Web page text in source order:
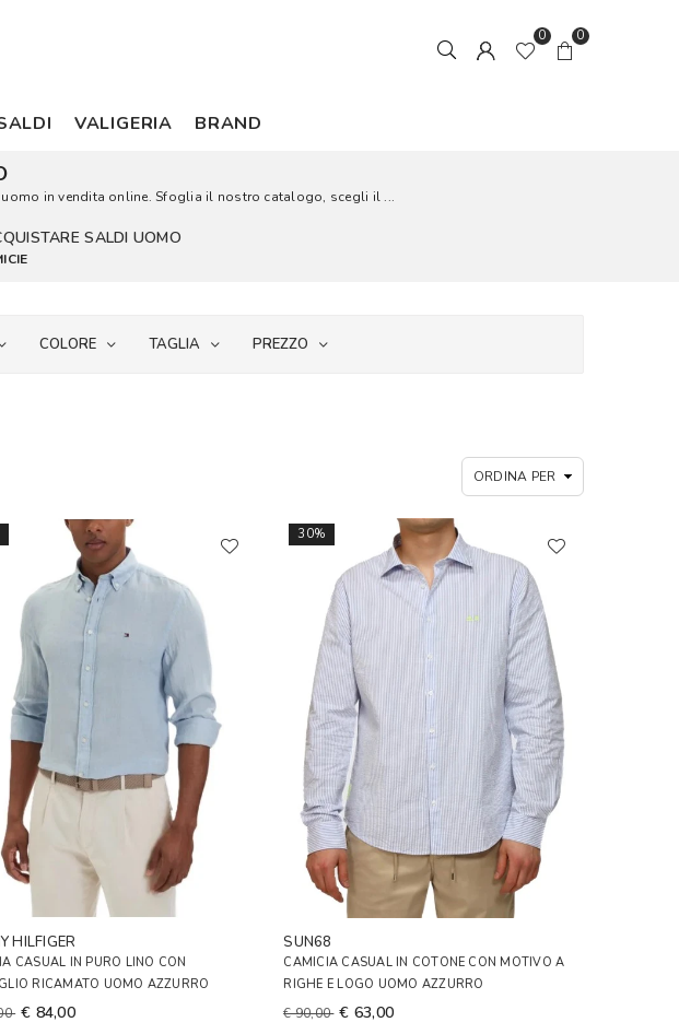
0 0
VALIGERIA BRAND
in vendita online. Sfoglia il nostro catalogo, scegli il ...
SALDI UOMO
COLORE TAGLIA PREZZO
HILFIGER
CASUAL IN PURO LINO CON
RICAMATO UOMO AZZURRO
€ 84,00
30%
SUN68
CAMICIA CASUAL IN COTONE CON MOTIVO A
RIGHE E LOGO UOMO AZZURRO
€ 90,00 € 63,00